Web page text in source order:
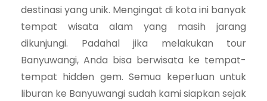
destinasi yang unik. Mengingat di kota ini banyak
tempat wisata alam yang masih jarang
dikunjungi. Padahal jika melakukan tour
Banyuwangi, Anda bisa berwisata ke tempat-
tempat hidden gem. Semua keperluan untuk
liburan ke Banyuwangi sudah kami siapkan sejak